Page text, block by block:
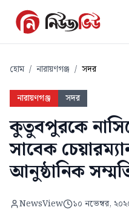
হোম / নারায়ণগঞ্জ / সদর
নারায়ণগঞ্জ সদর
কুতুবপুরকে
সাবেক
আনুষ্ঠানিক
NewsView ১০ নভেম্বর,